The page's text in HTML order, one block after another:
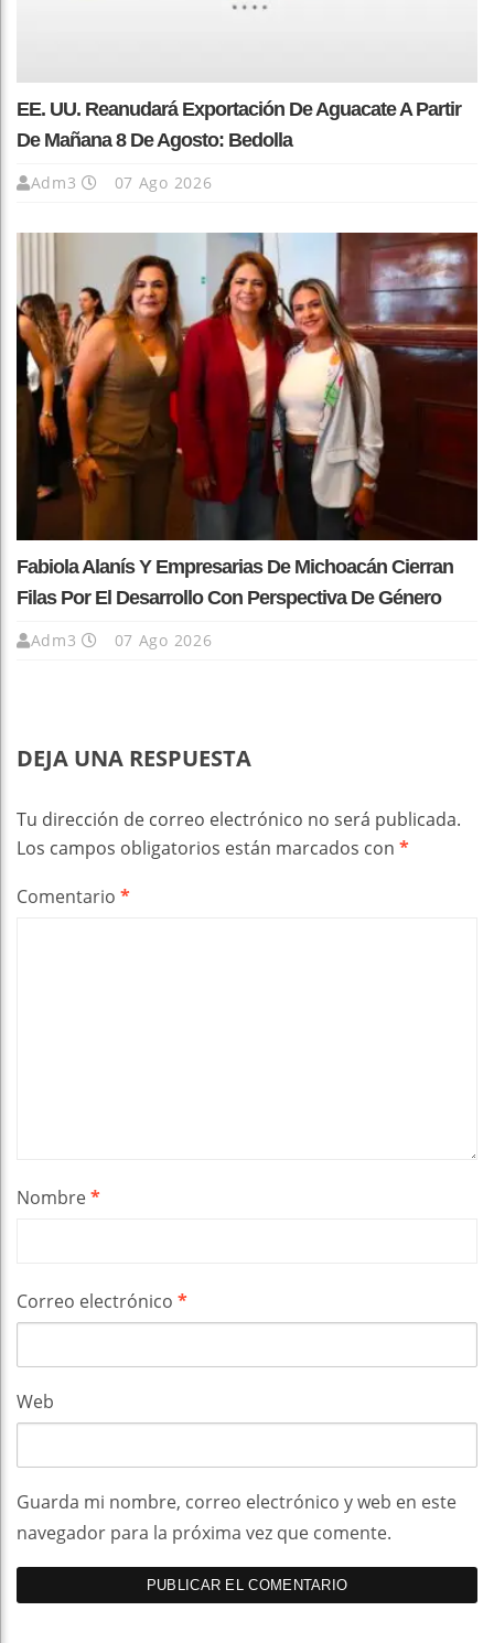
EE. UU. Reanudará Exportación De Aguacate A Partir
De Mañana 8 De Agosto: Bedolla
Adm3 07 Ago 2026
Fabiola Alanís Y Empresarias De Michoacán Cierran
Filas Por El Desarrollo Con Perspectiva De Género
Adm3 07 Ago 2026
DEJA UNA RESPUESTA
Tu dirección de correo electrónico no será publicada.
Los campos obligatorios están marcados con *
Comentario *
Nombre*
Correo electrónico *
Web
Guarda mi nombre, correo electrónico y web en este
navegador para la próxima vez que comente.